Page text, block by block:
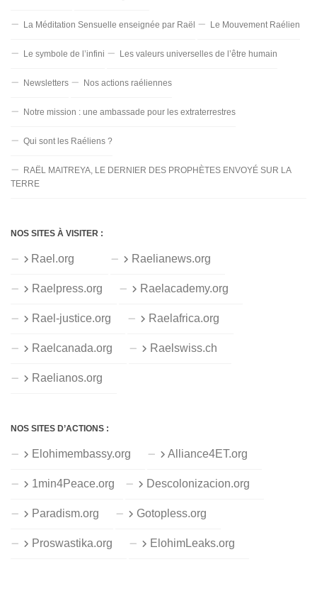
La Méditation Sensuelle enseignée par Raël Le Mouvement Raélien
Le symbole de l’infini Les valeurs universelles de l’être humain
Newsletters Nos actions raéliennes
Notre mission : une ambassade pour les extraterrestres
Qui sont les Raéliens ?
RAËL MAITREYA, LE DERNIER DES PROPHÈTES ENVOYÉ SUR LA
TERRE
NOS SITES À VISITER :
Rael.org Raelianews.org
Raelpress.org Raelacademy.org
Rael-justice.org Raelafrica.org
Raelcanada.org Raelswiss.ch
Raelianos.org
NOS SITES D’ACTIONS :
Elohimembassy.org Alliance4ET.org
1min4Peace.org Descolonizacion.org
Paradism.org Gotopless.org
Proswastika.org ElohimLeaks.org